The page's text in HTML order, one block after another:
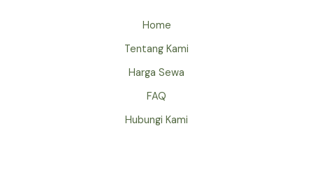
Home
Tentang Kami
Harga Sewa
FAQ
Hubungi Kami